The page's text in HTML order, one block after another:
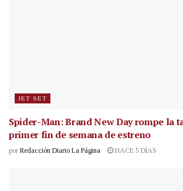
JET SET
Spider-Man: Brand New Day rompe la
primer fin de semana de estreno
por Redacción Diario La Página HACE 5 DÍAS